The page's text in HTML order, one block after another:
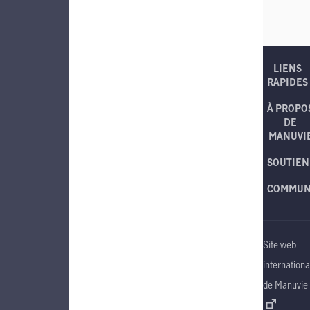
LIENS
RAPIDES
À
DE
SOUTIEN
Site web
de Manuvie